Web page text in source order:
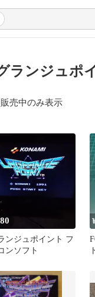
ランジュポ
販売中のみ表示
ンジュポイント フ
ンソフト